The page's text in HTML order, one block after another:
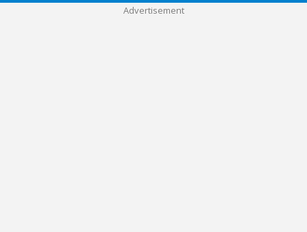
Advertisement